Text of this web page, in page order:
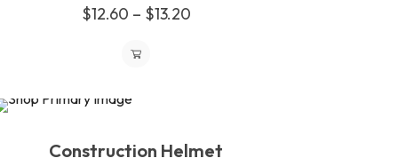
$12.60 – $13.20
Construction Helmet